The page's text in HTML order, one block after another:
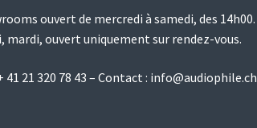
ouvert de mercredi à samedi, des 14h00.
mardi, ouvert uniquement sur rendez-vous.
41 21 320 78 43 – Contact : info@audiophile.ch